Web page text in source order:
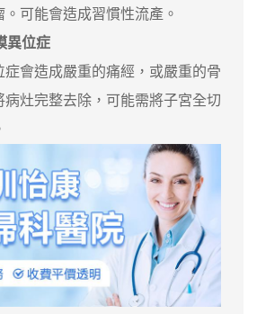
可能會造成習慣性流產。
異位症
會造成嚴重的痛經，或嚴重的骨
病灶完整去除，可能需將子宮全切